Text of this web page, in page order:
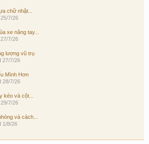
chữ nhật...
25/7/26
xe nâng tay...
27/7/26
lượng vũ trụ
27/7/26
Mình Hơn
28/7/26
kéo và cột...
29/7/26
và cách...
1/8/26